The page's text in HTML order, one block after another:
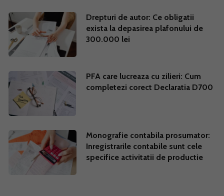
Drepturi de autor: Ce obligatii
exista la depasirea plafonului de
300.000 lei
PFA care lucreaza cu zilieri: Cum
completezi corect Declaratia D700
Monografie contabila prosumator:
Inregistrarile contabile sunt cele
specifice activitatii de productie